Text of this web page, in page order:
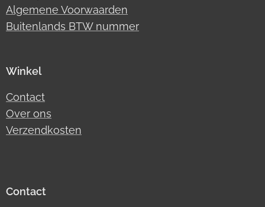
Algemene Voorwaarden
Buitenlands BTW nummer
Winkel
Contact
Over ons
Verzendkosten
Contact